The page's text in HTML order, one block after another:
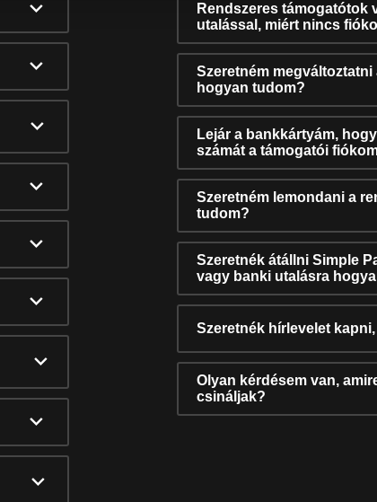
Rendszeres támogatótok
utalással, miért nincs
Szeretném
hogyan tudom?
Lejár a bankkártyám,
számát a támogatói
Szeretném lemondani a
tudom?
Szeretnék átállni Simple
vagy banki utalásra
Szeretnék hírlevelet
Olyan kérdésem van,
csináljak?